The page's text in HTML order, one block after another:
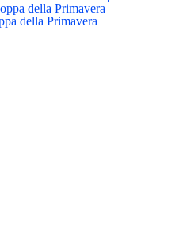
della Primavera
della Primavera